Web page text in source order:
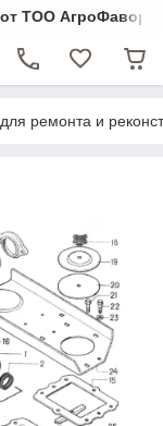
от ТОО
ремонта и